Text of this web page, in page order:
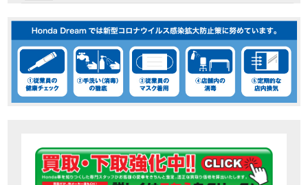
EVENT KOOD クロモリアクスルシャフトお客様のバイクで体感試走
MOVIE 【三重→香川】このバイク、なんだと思いますか？【ホンダ バイク】【Honda DREAM】【三重県】
EVENT “コカ・コーラ”鈴鹿８時間耐久ロードレース 第47回大会「TSR応援席プレミアムチケット販売開始！」
MOVIE 【ホンダ バイク】バイクを長持ちさせる洗車を教えてもらった【プロの裏ワザ】
MOVIE 【ホンダ バイク】CRF1100L Africa Twinは女性ライダーでも快適か？四国ツーリング【X-ADVオーナー目線】
MOVIE 【ホンダ バイク】 ホンダドリーム鈴鹿の未公開シーン【モトベはつこ】
MOVIE 最新のアフリカツインどう？妹とHondaDreamのバイク全部見た結果｜Honda SuperCub